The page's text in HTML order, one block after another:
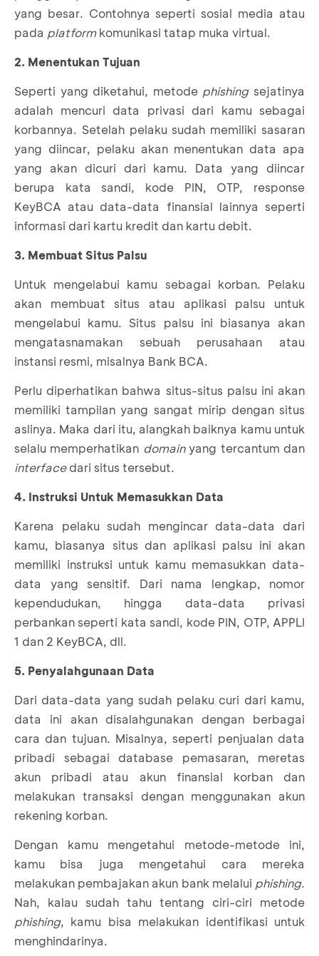
yang besar. Contohnya seperti sosial media atau
pada platformkomunikasi tatap muka virtual.
2. Menentukan Tujuan
Seperti yang diketahui, metode phishingsejatinya
adalah mencuri data privasi dari kamu sebagai
korbannya. Setelah pelaku sudah memiliki sasaran
yang diincar, pelaku akan menentukan data apa
yang akan dicuri dari kamu. Data yang diincar
berupa kata sandi, kode PIN, OTP, response
KeyBCA atau data-data finansial lainnya seperti
informasi dari kartu kredit dan kartu debit.
3. Membuat Situs Palsu
Untuk mengelabui kamu sebagai korban. Pelaku
akan membuat situs atau aplikasi palsu untuk
mengelabui kamu. Situs palsu ini biasanya akan
mengatasnamakan sebuah perusahaan atau
instansi resmi, misalnya Bank BCA.
Perlu diperhatikan bahwa situs-situs palsu ini akan
memiliki tampilan yang sangat mirip dengan situs
aslinya. Maka dari itu, alangkah baiknya kamu untuk
selalu memperhatikan domainyang tercantum dan
interfacedari situs tersebut.
4. Instruksi Untuk Memasukkan Data
Karena pelaku sudah mengincar data-data dari
kamu, biasanya situs dan aplikasi palsu ini akan
memiliki instruksi untuk kamu memasukkan data-
data yang sensitif. Dari nama lengkap, nomor
kependudukan, hingga data-data privasi
perbankan seperti kata sandi, kode PIN, OTP, APPLI
1 dan 2 KeyBCA, dll.
5. Penyalahgunaan Data
Dari data-data yang sudah pelaku curi dari kamu,
data ini akan disalahgunakan dengan berbagai
cara dan tujuan. Misalnya, seperti penjualan data
pribadi sebagai database pemasaran, meretas
akun pribadi atau akun finansial korban dan
melakukan transaksi dengan menggunakan akun
rekening korban.
Dengan kamu mengetahui metode-metode ini,
kamu bisa juga mengetahui cara mereka
melakukan pembajakan akun bank melalui phishing.
Nah, kalau sudah tahu tentang ciri-ciri metode
phishing, kamu bisa melakukan identifikasi untuk
menghindarinya.